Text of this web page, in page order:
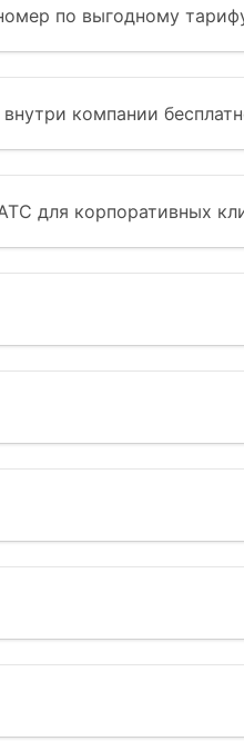
по выгодному
компании
для корпоративных